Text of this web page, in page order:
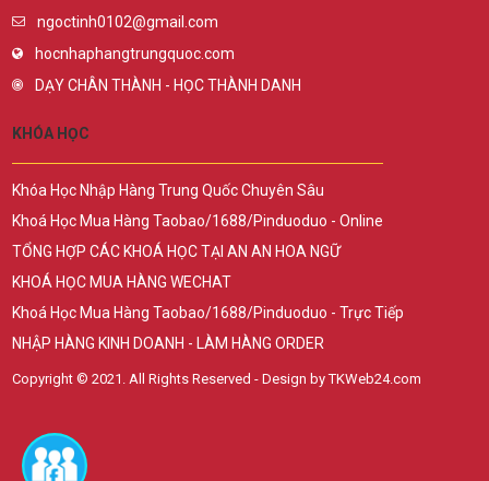
ngoctinh0102@gmail.com
hocnhaphangtrungquoc.com
DẠY CHÂN THÀNH - HỌC THÀNH DANH
KHÓA HỌC
Khóa Học Nhập Hàng Trung Quốc Chuyên Sâu
Khoá Học Mua Hàng Taobao/1688/Pinduoduo - Online
TỔNG HỢP CÁC KHOÁ HỌC TẠI AN AN HOA NGỮ
KHOÁ HỌC MUA HÀNG WECHAT
Khoá Học Mua Hàng Taobao/1688/Pinduoduo - Trực Tiếp
NHẬP HÀNG KINH DOANH - LÀM HÀNG ORDER
Copyright © 2021. All Rights Reserved - Design by TKWeb24.com